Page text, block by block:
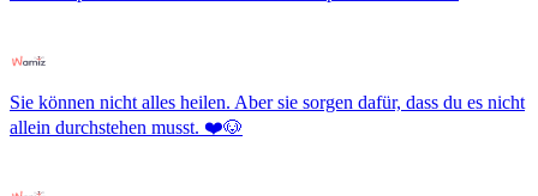
Sie können nicht alles heilen. Aber sie sorgen dafür, dass du es nicht
allein durchstehen musst. ❤️🐶